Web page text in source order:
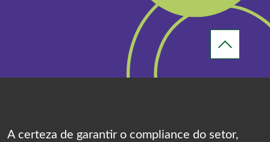
A certeza de garantir o compliance do setor,